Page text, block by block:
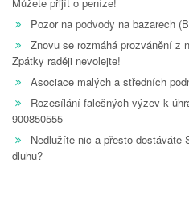
Pozor na podvody na bazarech
Znovu se rozmáhá prozvánění z
Zpátky raději nevolejte!
Asociace malých a středních
Rozesílání falešných výzev k
900850555
Nedlužíte nic a přesto dostáváte
dluhu?